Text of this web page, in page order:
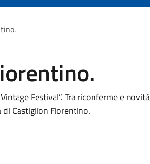
Festival”. Tra riconferme e novità
Castiglion Fiorentino.